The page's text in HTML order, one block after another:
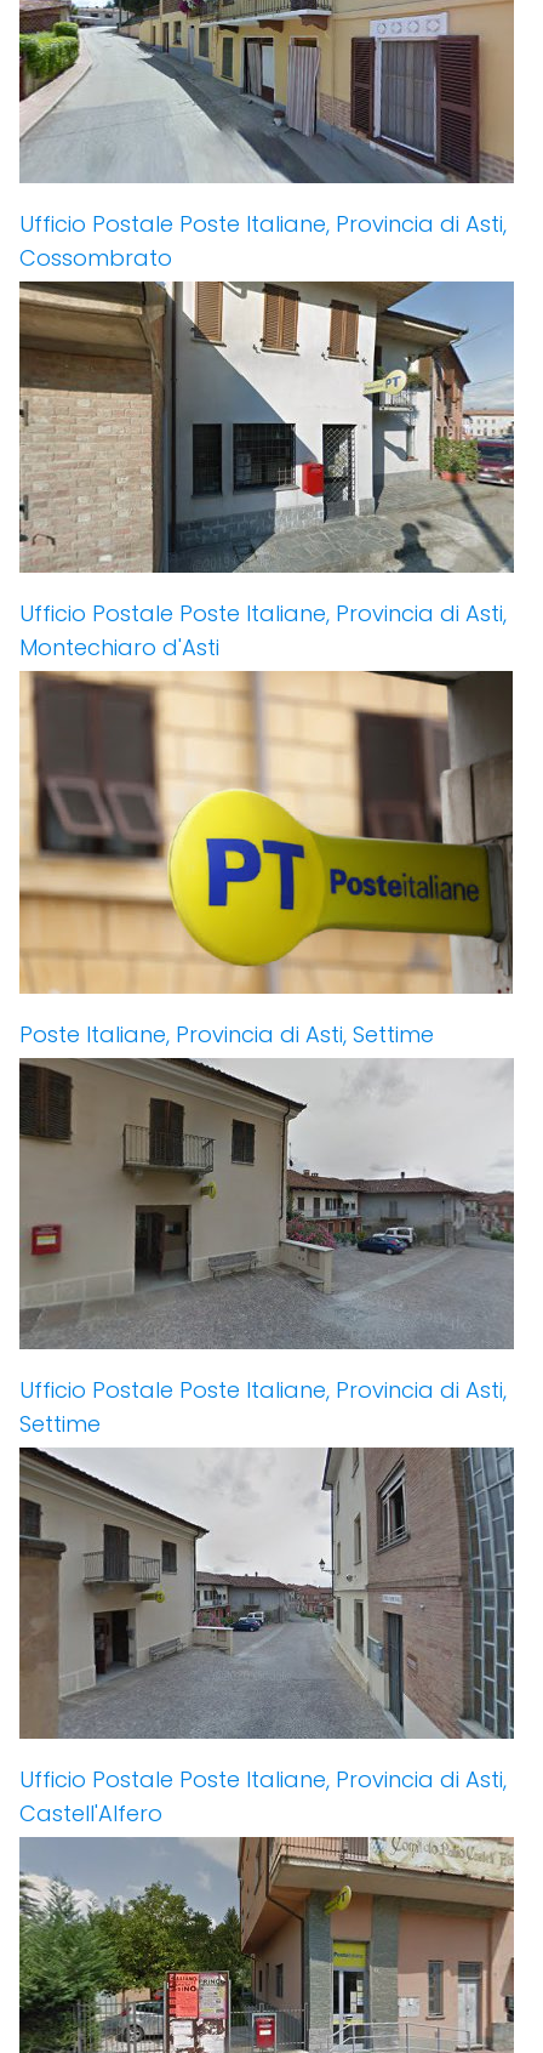
Ufficio Postale Poste Italiane, Provincia di Asti,
Cossombrato
Ufficio Postale Poste Italiane, Provincia di Asti,
Montechiaro d'Asti
Poste Italiane, Provincia di Asti, Settime
Ufficio Postale Poste Italiane, Provincia di Asti,
Settime
Ufficio Postale Poste Italiane, Provincia di Asti,
Castell'Alfero